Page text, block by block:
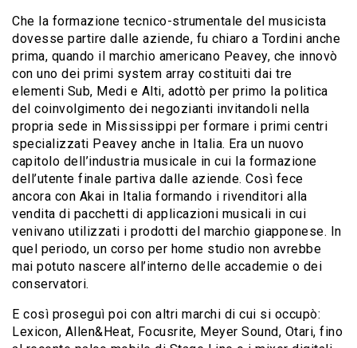
Che la formazione tecnico-strumentale del musicista
dovesse partire dalle aziende, fu chiaro a Tordini anche
prima, quando il marchio americano Peavey, che innovò
con uno dei primi system array costituiti dai tre
elementi Sub, Medi e Alti, adottò per primo la politica
del coinvolgimento dei negozianti invitandoli nella
propria sede in Mississippi per formare i primi centri
specializzati Peavey anche in Italia. Era un nuovo
capitolo dell’industria musicale in cui la formazione
dell’utente finale partiva dalle aziende. Così fece
ancora con Akai in Italia formando i rivenditori alla
vendita di pacchetti di applicazioni musicali in cui
venivano utilizzati i prodotti del marchio giapponese. In
quel periodo, un corso per home studio non avrebbe
mai potuto nascere all’interno delle accademie o dei
conservatori.
E così proseguì poi con altri marchi di cui si occupò:
Lexicon, Allen&Heat, Focusrite, Meyer Sound, Otari, fino